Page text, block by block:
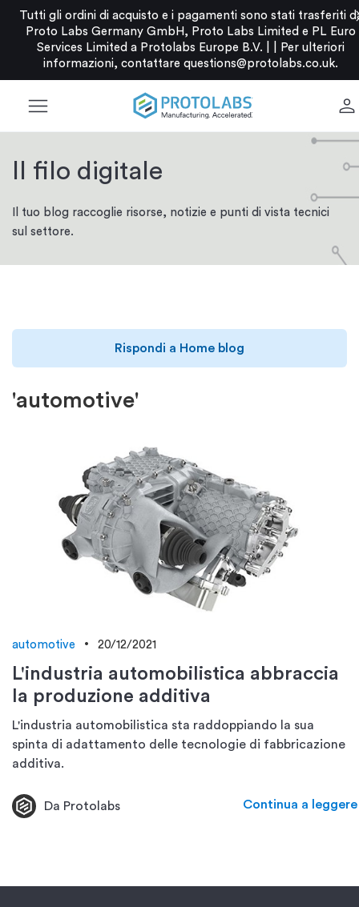
Tutti gli ordini di acquisto e i pagamenti sono stati trasferiti
Proto Labs Germany GmbH, Proto Labs Limited e PL Euro
Services Limited a Protolabs Europe B.V. |
Per ulteriori
informazioni, contattare questions@protolabs.co.uk.
menu person
Il filo digitale
Il tuo blog raccoglie risorse, notizie e punti di vista tecnici
sul settore.
'automotive'
Rispondi a Home blog
automotive 20/12/2021
L'industria automobilistica abbraccia
la produzione additiva
L'industria automobilistica sta raddoppiando la sua
spinta di adattamento delle tecnologie di fabbricazione
additiva.
Da Protolabs Continua a leggere